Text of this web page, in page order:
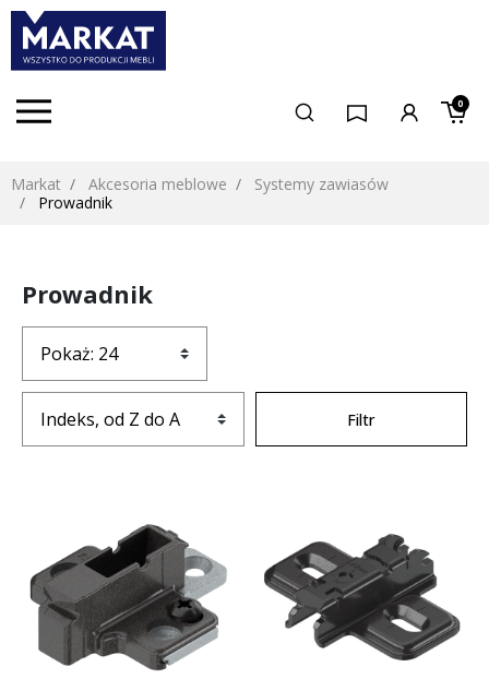
0
Markat Akcesoria meblowe
Systemy zawiasów
Prowadnik
Prowadnik
Filtr